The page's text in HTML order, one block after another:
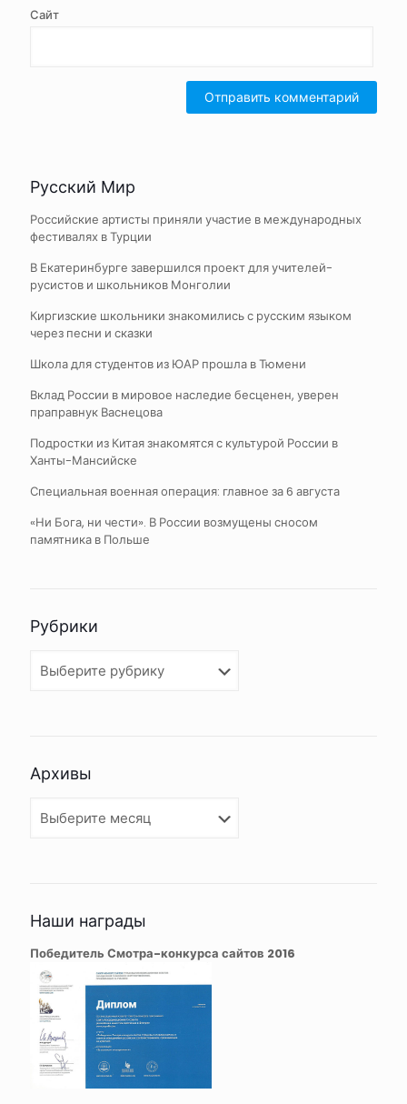
Сайт
Русский Мир
Российские артисты приняли участие в международных
фестивалях в Турции
В Екатеринбурге завершился проект для учителей-
русистов и школьников Монголии
Киргизские школьники знакомились с русским языком
через песни и сказки
Школа для студентов из ЮАР прошла в Тюмени
Вклад России в мировое наследие бесценен, уверен
праправнук Васнецова
Подростки из Китая знакомятся с культурой России в
Ханты-Мансийске
Специальная военная операция: главное за 6 августа
«Ни Бога, ни чести». В России возмущены сносом
памятника в Польше
Рубрики
Архивы
Наши награды
Победитель Смотра-конкурса сайтов 2016